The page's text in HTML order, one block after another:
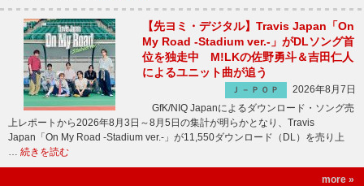
【先ヨミ・デジタル】Travis Japan「On
My Road -Stadium ver.-」がDLソング首
位を独走中 M!LKの佐野勇斗＆吉田仁人
によるユニット曲が追う
Ｊ－ＰＯＰ
2026年8月7日
GfK/NIQ Japanによるダウンロード・ソング売
上レポートから2026年8月3日～8月5日の集計が明らかとなり、Travis
Japan「On My Road -Stadium ver.-」が11,550ダウンロード（DL）を売り上
… 続きを読む
more »